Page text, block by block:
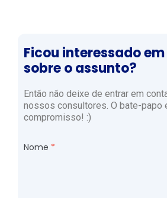
Ficou interessado
sobre o assunto?
Então não deixe de entrar em
nossos consultores. O bate-papo
compromisso! :)
Nome